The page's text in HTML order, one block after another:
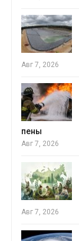
Авг 7, 2026
пены
Авг 7, 2026
Авг 7, 2026